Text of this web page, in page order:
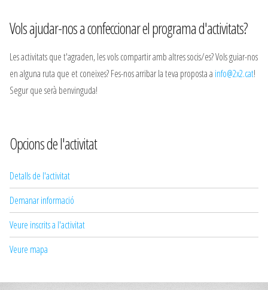
Vols ajudar-nos a confeccionar el programa d'activitats?
Les activitats que t'agraden, les vols compartir amb altres socis/es? Vols guiar-nos
en alguna ruta que et coneixes? Fes-nos arribar la teva proposta a info@2x2.cat!
Segur que serà benvinguda!
Opcions de l'activitat
Detalls de l'activitat
Demanar informació
Veure inscrits a l'activitat
Veure mapa